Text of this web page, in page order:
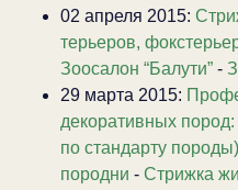
02 апреля 2015:
терьеров,
Зоосалон “Балути” -
29 марта 2015:
декоративных
по стандарту
породни - Стрижка